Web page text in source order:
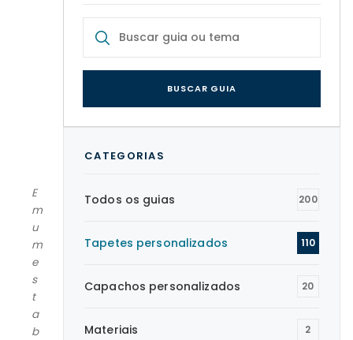
E
m
u
m
e
s
t
a
b
BUSCAR GUIA
CATEGORIAS
Todos os guias 200
Tapetes personalizados 110
Capachos personalizados 20
Materiais 2